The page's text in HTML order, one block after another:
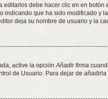
editarlos debe hacer clic en en botón
indicando que ha sido modificado y
deja su nombre de usuario y la
active la opciónAñadir firma
de Usuario. Para dejar de